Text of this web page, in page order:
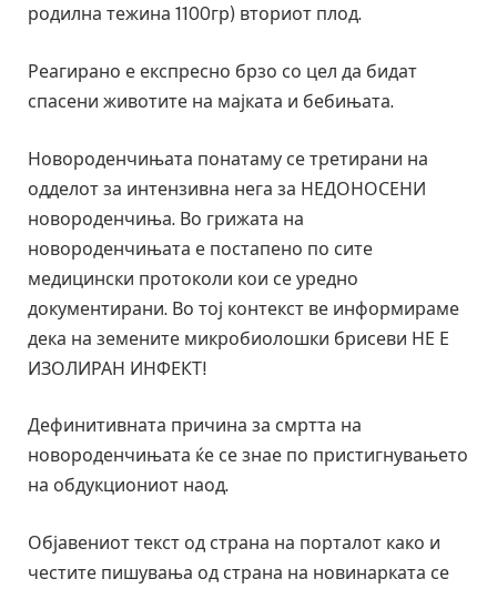
родилна тежина 1100гр) вториот плод.
Реагирано е експресно брзо со цел да бидат
спасени животите на мајката и бебињата.
Новороденчињата понатаму се третирани на
одделот за интензивна нега за НЕДОНОСЕНИ
новороденчиња. Во грижата на
новороденчињата е постапено по сите
медицински протоколи кои се уредно
документирани. Во тој контекст ве информираме
дека на земените микробиолошки брисеви НЕ Е
ИЗОЛИРАН ИНФЕКТ!
Дефинитивната причина за смртта на
новороденчињата ќе се знае по пристигнувањето
на обдукциониот наод.
Објавениот текст од страна на порталот како и
честите пишувања од страна на новинарката се